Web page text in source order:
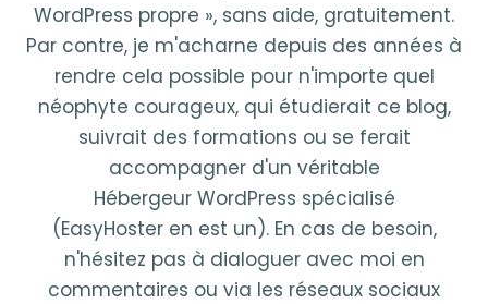
WordPress propre », sans aide, gratuitement.
Par contre, je m'acharne depuis des années à
rendre cela possible pour n'importe quel
néophyte courageux, qui étudierait ce blog,
suivrait des formations ou se ferait
accompagner d'un véritable
Hébergeur WordPress spécialisé
(EasyHoster en est un). En cas de besoin,
n'hésitez pas à dialoguer avec moi en
commentaires ou via les réseaux sociaux